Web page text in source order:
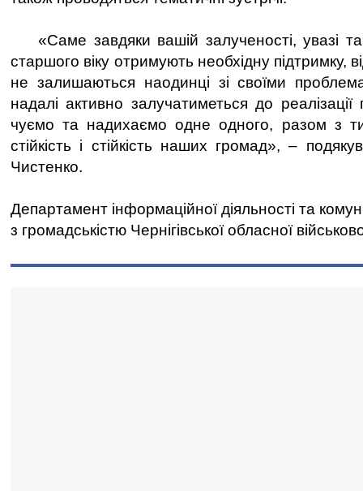
«Саме завдяки вашій залученості, увазі
старшого віку отримують необхідну підтримку,
не залишаються наодинці зі своїми
надалі активно залучатиметься до
чуємо та надихаємо одне одного, разом з
стійкість і стійкість наших громад», –
Чистенко.
Департамент інформаційної діяльності та
з громадськістю Чернігівської обласної